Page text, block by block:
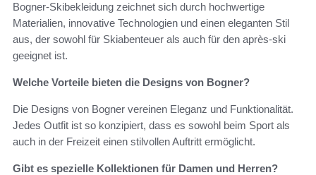
Bogner-Skibekleidung zeichnet sich durch hochwertige
Materialien, innovative Technologien und einen eleganten Stil
aus, der sowohl für Skiabenteuer als auch für den après-ski
geeignet ist.
Welche Vorteile bieten die Designs von Bogner?
Die Designs von Bogner vereinen Eleganz und Funktionalität.
Jedes Outfit ist so konzipiert, dass es sowohl beim Sport als
auch in der Freizeit einen stilvollen Auftritt ermöglicht.
Gibt es spezielle Kollektionen für Damen und Herren?